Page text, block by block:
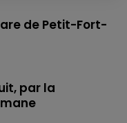
de Petit-Fort-
par la